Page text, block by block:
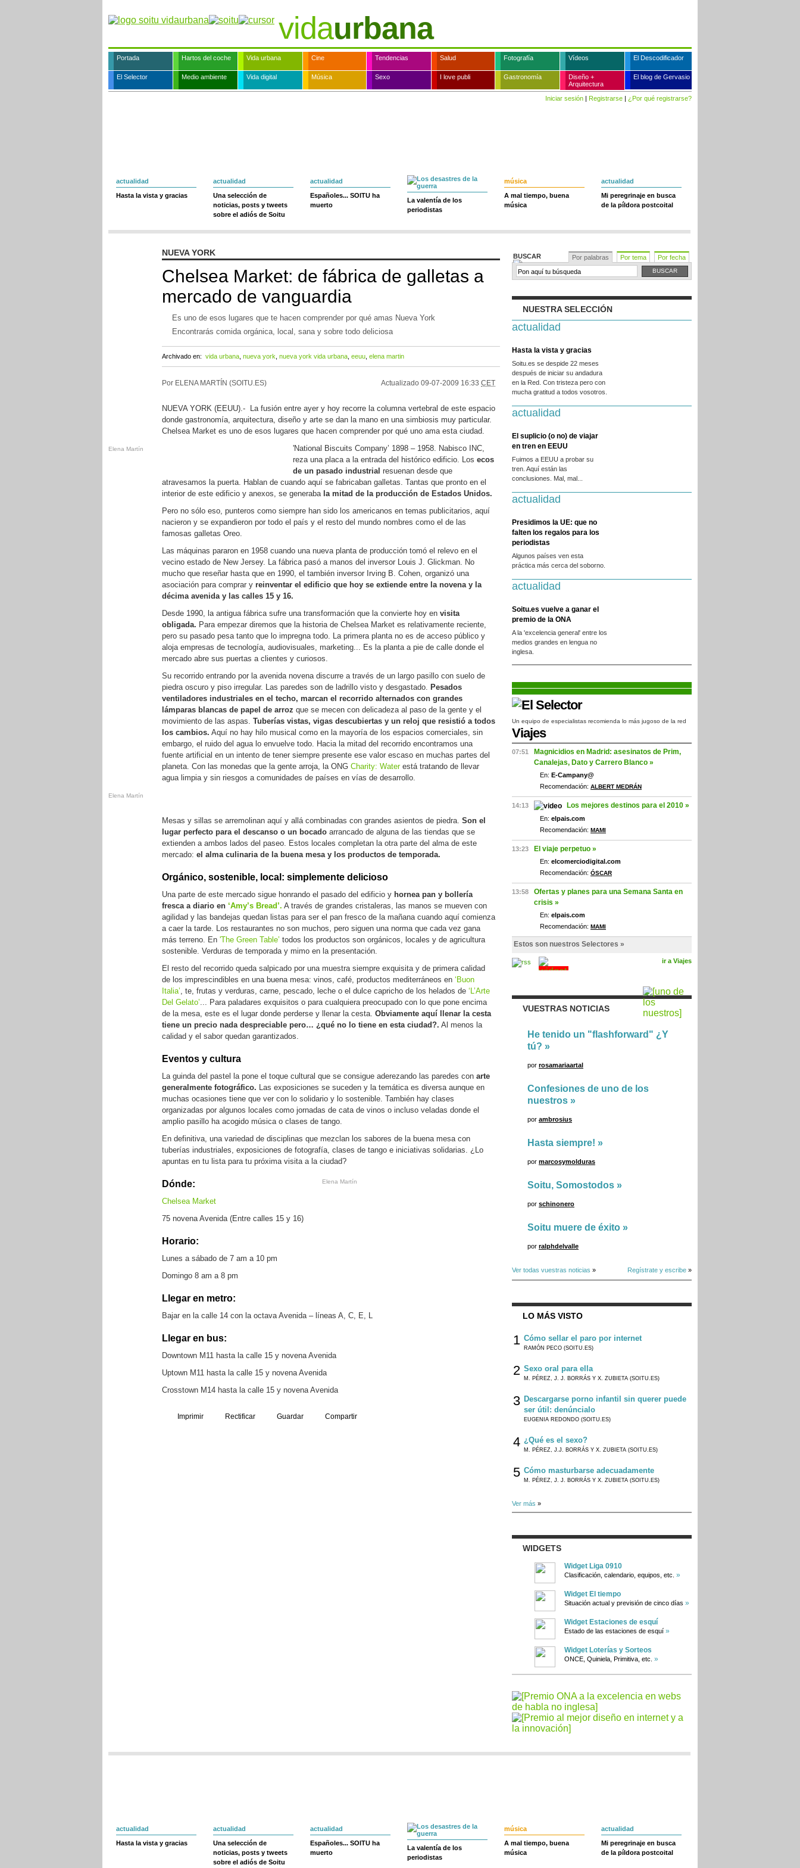
vidaurbana
Portada Hartos del coche Vida urbana Cine Tendencias Salud Fotografía Vídeos El Descodificador
El Selector Medio ambiente Vida digital Música Sexo I love publi Gastronomía
Diseño +
Arquitectura
El blog de Gervasio
Iniciar sesión | Registrarse | ¿Por qué registrarse?
actualidad
Hasta la vista y gracias
actualidad
Una selección de
noticias, posts y tweets
sobre el adiós de Soitu
actualidad
Españoles... SOITU ha
muerto
La valentía de los
periodistas
música
A mal tiempo, buena
música
actualidad
Mi peregrinaje en busca
de la píldora postcoital
NUEVA YORK
Chelsea Market: de fábrica de galletas a
mercado de vanguardia
Es uno de esos lugares que te hacen comprender por qué amas Nueva York
Encontrarás comida orgánica, local, sana y sobre todo deliciosa
Archivado en: vida urbana nueva york nueva york vida urbana eeuu elena martin
Por ELENA MARTÍN (SOITU.ES) Actualizado 09-07-2009 16:33 CET
NUEVA YORK (EEUU).- La fusión entre ayer y hoy recorre la columna vertebral de este espacio
donde gastronomía, arquitectura, diseño y arte se dan la mano en una simbiosis muy particular.
Chelsea Market es uno de esos lugares que hacen comprender por qué uno ama esta ciudad.
Elena Martín
'National Biscuits Company’ 1898 – 1958. Nabisco INC,
reza una placa a la entrada del histórico edificio. Los ecos
de un pasado industrial resuenan desde que
atravesamos la puerta. Hablan de cuando aquí se fabricaban galletas. Tantas que pronto en el
interior de este edificio y anexos, se generaba la mitad de la producción de Estados Unidos.
Pero no sólo eso, punteros como siempre han sido los americanos en temas publicitarios, aquí
nacieron y se expandieron por todo el país y el resto del mundo nombres como el de las
famosas galletas Oreo.
Las máquinas pararon en 1958 cuando una nueva planta de producción tomó el relevo en el
vecino estado de New Jersey. La fábrica pasó a manos del inversor Louis J. Glickman. No
mucho que reseñar hasta que en 1990, el también inversor Irving B. Cohen, organizó una
asociación para comprar y reinventar el edificio que hoy se extiende entre la novena y la
décima avenida y las calles 15 y 16.
Desde 1990, la antigua fábrica sufre una transformación que la convierte hoy en visita
obligada. Para empezar diremos que la historia de Chelsea Market es relativamente reciente,
pero su pasado pesa tanto que lo impregna todo. La primera planta no es de acceso público y
aloja empresas de tecnología, audiovisuales, marketing... Es la planta a pie de calle donde el
mercado abre sus puertas a clientes y curiosos.
Su recorrido entrando por la avenida novena discurre a través de un largo pasillo con suelo de
piedra oscuro y piso irregular. Las paredes son de ladrillo visto y desgastado. Pesados
ventiladores industriales en el techo, marcan el recorrido alternados con grandes
lámparas blancas de papel de arroz que se mecen con delicadeza al paso de la gente y el
movimiento de las aspas. Tuberías vistas, vigas descubiertas y un reloj que resistió a todos
los cambios. Aquí no hay hilo musical como en la mayoría de los espacios comerciales, sin
embargo, el ruido del agua lo envuelve todo. Hacia la mitad del recorrido encontramos una
fuente artificial en un intento de tener siempre presente ese valor escaso en muchas partes del
planeta. Con las monedas que la gente arroja, la ONG Charity: Waterestá tratando de llevar
agua limpia y sin riesgos a comunidades de países en vías de desarrollo.
Elena Martín
Mesas y sillas se arremolinan aquí y allá combinadas con grandes asientos de piedra. Son el
lugar perfecto para el descanso o un bocado arrancado de alguna de las tiendas que se
extienden a ambos lados del paseo. Estos locales completan la otra parte del alma de este
mercado: el alma culinaria de la buena mesa y los productos de temporada.
Orgánico, sostenible, local: simplemente delicioso
Una parte de este mercado sigue honrando el pasado del edificio y hornea pan y bollería
fresca a diario en ‘Amy’s Bread’. A través de grandes cristaleras, las manos se mueven con
agilidad y las bandejas quedan listas para ser el pan fresco de la mañana cuando aquí comienza
a caer la tarde. Los restaurantes no son muchos, pero siguen una norma que cada vez gana
más terreno. En 'The Green Table’ todos los productos son orgánicos, locales y de agricultura
sostenible. Verduras de temporada y mimo en la presentación.
El resto del recorrido queda salpicado por una muestra siempre exquisita y de primera calidad
de los imprescindibles en una buena mesa: vinos, café, productos mediterráneos en ‘Buon
Italia’, te, frutas y verduras, carne, pescado, leche o el dulce capricho de los helados de ‘L’Arte
Del Gelato’... Para paladares exquisitos o para cualquiera preocupado con lo que pone encima
de la mesa, este es el lugar donde perderse y llenar la cesta. Obviamente aquí llenar la cesta
tiene un precio nada despreciable pero… ¿qué no lo tiene en esta ciudad?. Al menos la
calidad y el sabor quedan garantizados.
Eventos y cultura
La guinda del pastel la pone el toque cultural que se consigue aderezando las paredes con arte
generalmente fotográfico. Las exposiciones se suceden y la temática es diversa aunque en
muchas ocasiones tiene que ver con lo solidario y lo sostenible. También hay clases
organizadas por algunos locales como jornadas de cata de vinos o incluso veladas donde el
amplio pasillo ha acogido música o clases de tango.
En definitiva, una variedad de disciplinas que mezclan los sabores de la buena mesa con
tuberías industriales, exposiciones de fotografía, clases de tango e iniciativas solidarias. ¿Lo
apuntas en tu lista para tu próxima visita a la ciudad?
Elena Martín
Dónde:
Chelsea Market
75 novena Avenida (Entre calles 15 y 16)
Horario:
Lunes a sábado de 7 am a 10 pm
Domingo 8 am a 8 pm
Llegar en metro:
Bajar en la calle 14 con la octava Avenida – líneas A, C, E, L
Llegar en bus:
Downtown M11 hasta la calle 15 y novena Avenida
Uptown M11 hasta la calle 15 y novena Avenida
Crosstown M14 hasta la calle 15 y novena Avenida
Imprimir Rectificar Guardar Compartir
BUSCAR Por palabras Por tema Por fecha
NUESTRA SELECCIÓN
actualidad
Hasta la vista y gracias
Soitu.es se despide 22 meses
después de iniciar su andadura
en la Red. Con tristeza pero con
mucha gratitud a todos vosotros.
actualidad
El suplicio (o no) de viajar
en tren en EEUU
Fuimos a EEUU a probar su
tren. Aquí están las
conclusiones. Mal, mal...
actualidad
Presidimos la UE: que no
falten los regalos para los
periodistas
Algunos países ven esta
práctica más cerca del soborno.
actualidad
Soitu.es vuelve a ganar el
premio de la ONA
A la 'excelencia general' entre los
medios grandes en lengua no
inglesa.
Un equipo de especialistas recomienda lo más jugoso de la red
Viajes
07:51
Magnicidios en Madrid: asesinatos de Prim,
Canalejas, Dato y Carrero Blanco »
En: E-Campany@
Recomendación: ALBERT MEDRÁN
14:13 Los mejores destinos para el 2010 »
En: elpais.com
Recomendación: MAMI
13:23 El viaje perpetuo »
En: elcomerciodigital.com
Recomendación: ÓSCAR
13:58
Ofertas y planes para una Semana Santa en
crisis »
En: elpais.com
Recomendación: MAMI
Estos son nuestros Selectores »
ir a Viajes
VUESTRAS NOTICIAS
He tenido un "flashforward" ¿Y
tú? »
por rosamariaartal
Confesiones de uno de los
nuestros »
por ambrosius
Hasta siempre! »
por marcosymolduras
Soitu, Somostodos »
por schinonero
Soitu muere de éxito »
por ralphdelvalle
Ver todas vuestras noticias » Regístrate y escribe »
LO MÁS VISTO
1 Cómo sellar el paro por internet
RAMÓN PECO (SOITU.ES)
2 Sexo oral para ella
M. PÉREZ, J. J. BORRÁS Y X. ZUBIETA (SOITU.ES)
3 Descargarse porno infantil sin querer puede
ser útil: denúncialo
EUGENIA REDONDO (SOITU.ES)
4 ¿Qué es el sexo?
M. PÉREZ, J.J. BORRÁS Y X. ZUBIETA (SOITU.ES)
5 Cómo masturbarse adecuadamente
M. PÉREZ, J. J. BORRÁS Y X. ZUBIETA (SOITU.ES)
Ver más »
WIDGETS
Widget Liga 0910
Clasificación, calendario, equipos, etc. »
Widget El tiempo
Situación actual y previsión de cinco días »
Widget Estaciones de esquí
Estado de las estaciones de esquí »
Widget Loterías y Sorteos
ONCE, Quiniela, Primitiva, etc. »
actualidad
Hasta la vista y gracias
actualidad
Una selección de
noticias, posts y tweets
sobre el adiós de Soitu
actualidad
Españoles... SOITU ha
muerto
La valentía de los
periodistas
música
A mal tiempo, buena
música
actualidad
Mi peregrinaje en busca
de la píldora postcoital